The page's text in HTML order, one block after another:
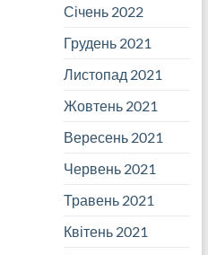
Січень 2022
Грудень 2021
Листопад 2021
Жовтень 2021
Вересень 2021
Червень 2021
Травень 2021
Квітень 2021